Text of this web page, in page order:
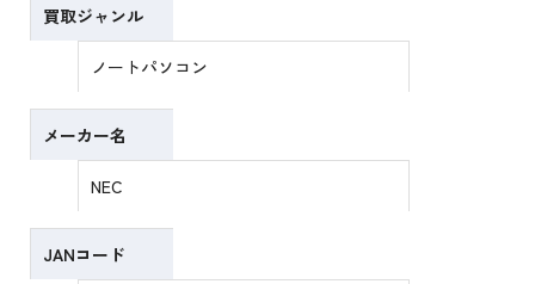
買取ジャンル
ノートパソコン
メーカー名
NEC
JANコード